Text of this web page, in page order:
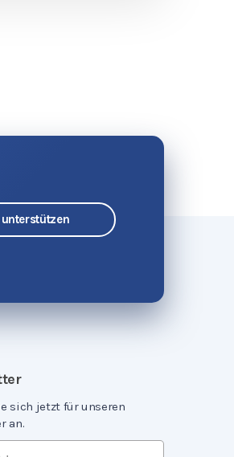
sich jetzt für unseren
an.